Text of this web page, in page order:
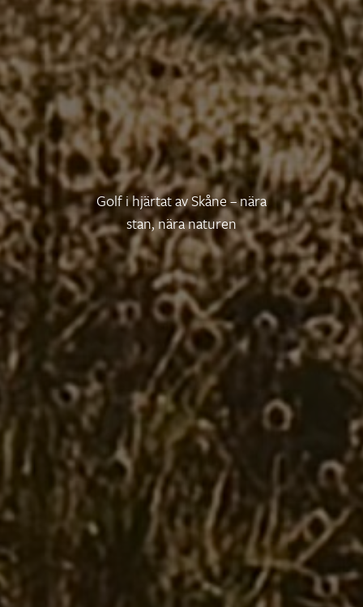
Golf i hjärtat av Skåne – nära
stan, nära naturen